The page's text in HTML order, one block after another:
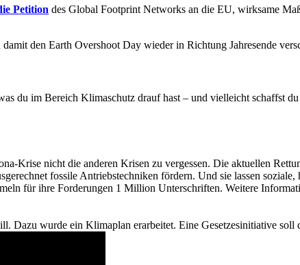
Petition des Global Footprint Networks an die EU, wirksame
den Earth Overshoot Day wieder in Richtung Jahresende
du im Bereich Klimaschutz drauf hast – und vielleicht schaffst
Krise nicht die anderen Krisen zu vergessen. Die aktuellen
fossile Antriebstechniken fördern. Und sie lassen
für ihre Forderungen 1 Million Unterschriften. Weitere
Dazu wurde ein Klimaplan erarbeitet. Eine Gesetzesinitiative soll